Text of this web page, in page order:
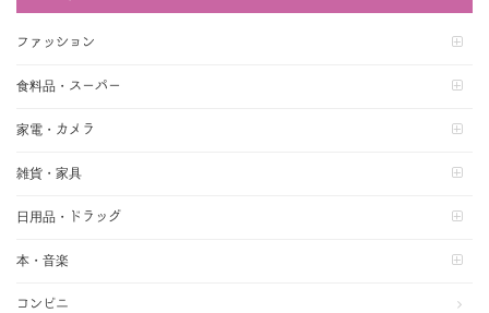
ファッション
食料品・スーパー
家電・カメラ
雑貨・家具
日用品・ドラッグ
本・音楽
コンビニ